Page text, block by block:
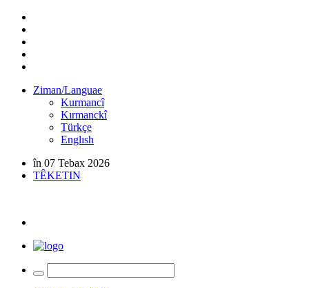
Ziman/Languae
Kurmancî
Kırmanckî
Türkçe
Englısh
în 07 Tebax 2026
TÊKETIN